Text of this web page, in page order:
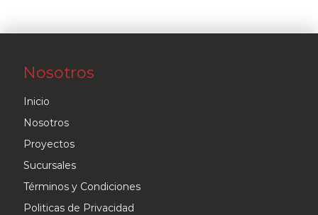
Nosotros
Inicio
Nosotros
Proyectos
Sucursales
Términos y Condiciones
Politicas de Privacidad